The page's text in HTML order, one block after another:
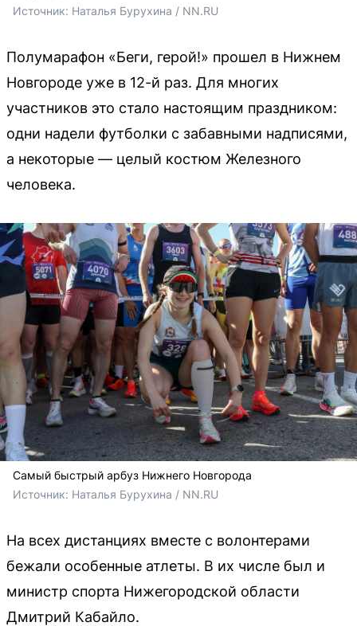
Источник: Наталья Бурухина / NN.RU
Полумарафон «Беги, герой!» прошел в Нижнем
Новгороде уже в 12-й раз. Для многих
участников это стало настоящим праздником:
одни надели футболки с забавными надписями,
а некоторые — целый костюм Железного
человека.
Самый быстрый арбуз Нижнего Новгорода
Источник: Наталья Бурухина / NN.RU
На всех дистанциях вместе с волонтерами
бежали особенные атлеты. В их числе был и
министр спорта Нижегородской области
Дмитрий Кабайло.